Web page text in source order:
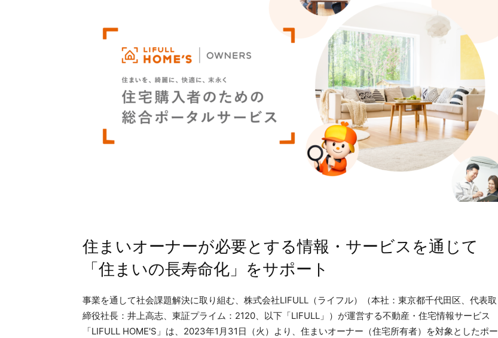
住まいオーナーが必要とする情報・サービスを通じて
「住まいの長寿命化」をサポート
事業を通して社会課題解決に取り組む、株式会社LIFULL（ライフル）（本社：東京都千代田区、代表取
締役社長：井上高志、東証プライム：2120、以下「LIFULL」）が運営する不動産・住宅情報サービス
「LIFULL HOME'S」は、2023年1月31日（火）より、住まいオーナー（住宅所有者）を対象としたポー